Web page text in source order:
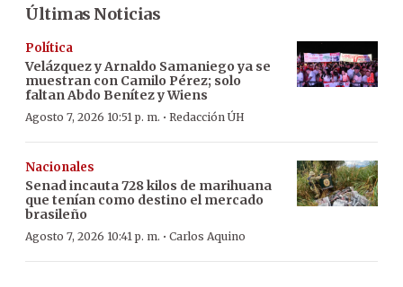
Últimas Noticias
Política
Velázquez y Arnaldo Samaniego ya se
muestran con Camilo Pérez; solo
faltan Abdo Benítez y Wiens
Agosto 7, 2026 10:51 p. m. · Redacción ÚH
Nacionales
Senad incauta 728 kilos de marihuana
que tenían como destino el mercado
brasileño
Agosto 7, 2026 10:41 p. m. · Carlos Aquino